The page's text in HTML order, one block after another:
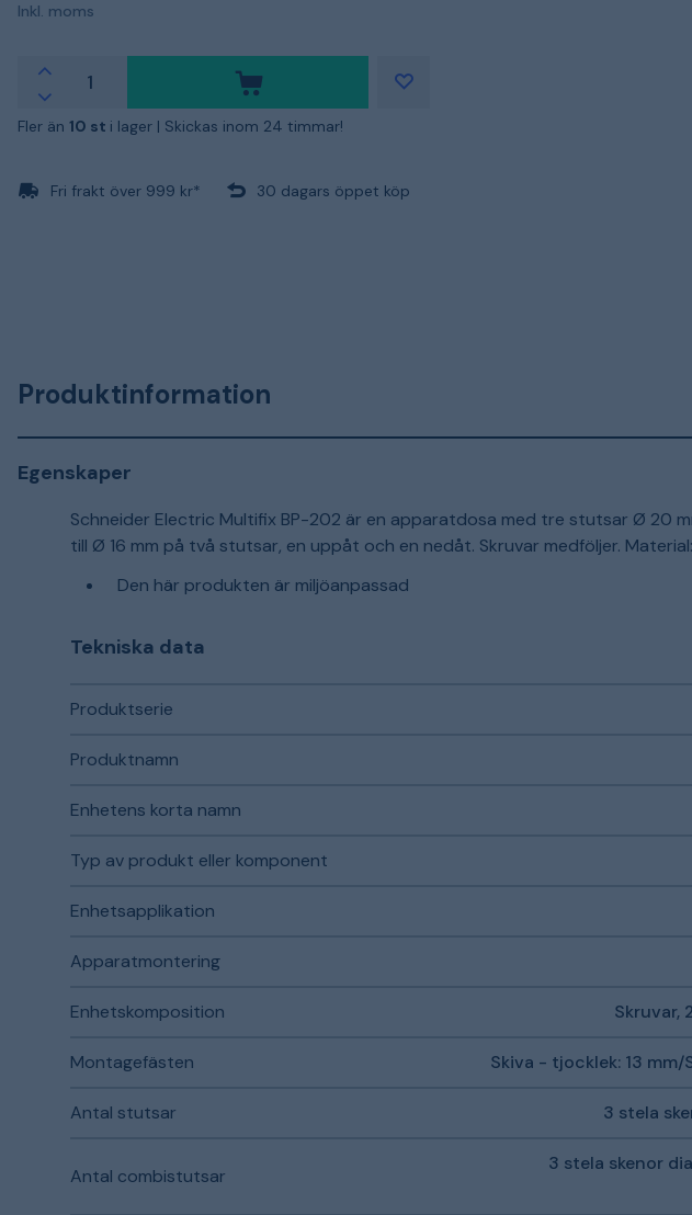
Inkl. moms
Fler än 10 st i lager | Skickas inom 24 timmar!
Fri frakt över 999 kr* 30 dagars öppet köp
Produktinformation
Egenskaper
Schneider Electric Multifix BP-202 är en apparatdosa med tre stutsar Ø 20
till Ø 16 mm på två stutsar, en uppåt och en nedåt. Skruvar medföljer. Material:
Den här produkten är miljöanpassad
Tekniska data
Produktserie
Produktnamn
Enhetens korta namn
Typ av produkt eller komponent
Enhetsapplikation
Apparatmontering
Enhetskomposition Skruvar,
Montagefästen Skiva - tjocklek: 13
Antal stutsar 3 stela
Antal combistutsar
3 stela skenor